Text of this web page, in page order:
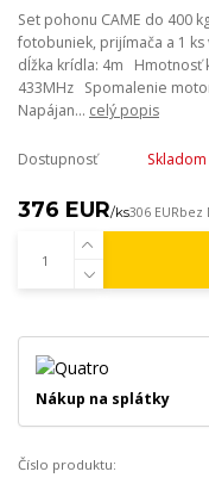
Set pohonu CAME do 400
fotobuniek, prijímača a 1
dĺžka krídla: 4m Hmotnosť
433MHz Spomalenie
Napájan... celý popis
Dostupnosť
376 EUR/ks306 EURbez
Nákup na splátky
Číslo produktu: